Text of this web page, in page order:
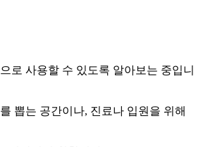
로 사용할 수 있도록 알아보는 중입니
뽑는 공간이나, 진료나 입원을 위해